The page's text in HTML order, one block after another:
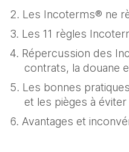
Les Incoterms® ne
Les 11 règles
Répercussion des
contrats, la douane
Les bonnes
et les pièges à éviter
Avantages et